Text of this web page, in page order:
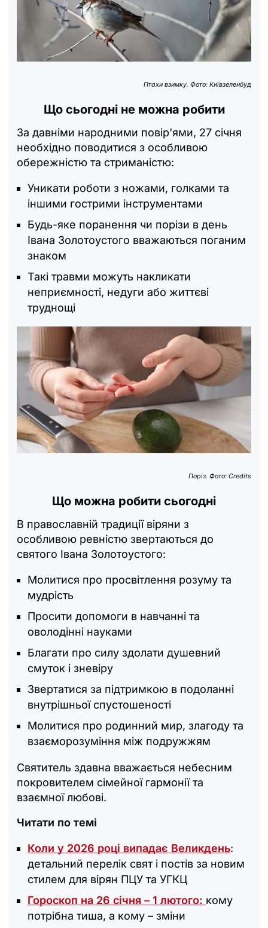
Птахи взимку. Фото: Київзеленбуд
Що сьогодні не можна робити
За давніми народними повір'ями, 27 січня
необхідно поводитися з особливою
обережністю та стриманістю:
Уникати роботи з ножами, голками та
іншими гострими інструментами
Будь-яке поранення чи порізи в день
Івана Золотоустого вважаються поганим
знаком
Такі травми можуть накликати
неприємності, недуги або життєві
труднощі
Поріз. Фото: Credits
Що можна робити сьогодні
В православній традиції віряни з
особливою ревністю звертаються до
святого Івана Золотоустого:
Молитися про просвітлення розуму та
мудрість
Просити допомоги в навчанні та
оволодінні науками
Благати про силу здолати душевний
смуток і зневіру
Звертатися за підтримкою в подоланні
внутрішньої спустошеності
Молитися про родинний мир, злагоду та
взаєморозуміння між подружжям
Святитель здавна вважається небесним
покровителем сімейної гармонії та
взаємної любові.
Читати по темі
Коли у 2026 році випадає Великдень:
детальний перелік свят і постів за новим
стилем для вірян ПЦУ та УГКЦ
Гороскоп на 26 січня – 1 лютого: кому
потрібна тиша, а кому – зміни